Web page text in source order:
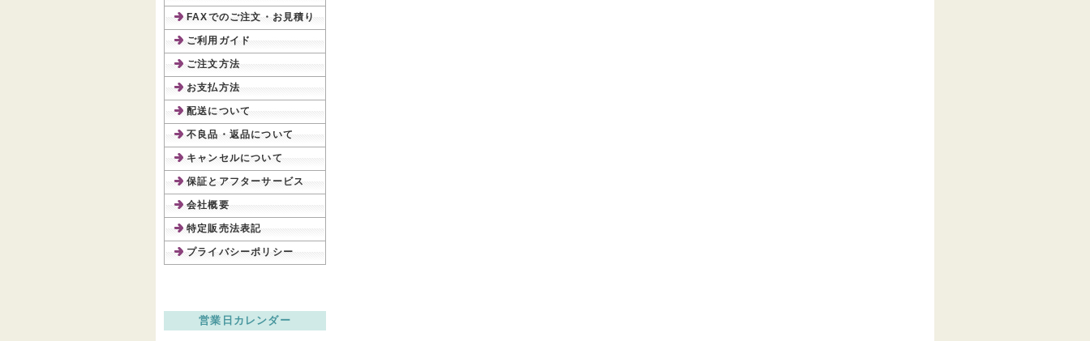
FAXでのご注文・お見積り
ご利用ガイド
ご注文方法
お支払方法
配送について
不良品・返品について
キャンセルについて
保証とアフターサービス
会社概要
特定販売法表記
プライバシーポリシー
営業日カレンダー